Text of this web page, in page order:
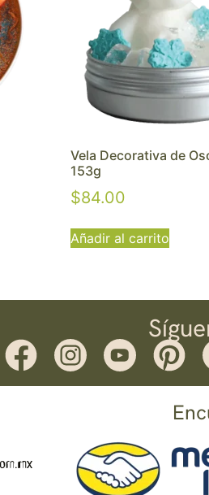
Vela Decorativa de
153g
$84.00
Añadir al carrito